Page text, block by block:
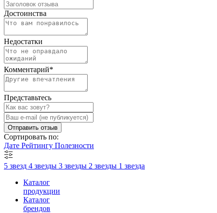
Достоинства
Недостатки
Комментарий*
Представьтесь
Отправить отзыв
Сортировать по:
Дате Рейтингу Полезности
5 звезд 4 звезды 3 звезды 2 звезды 1 звезда
Каталог
продукции
Каталог
брендов